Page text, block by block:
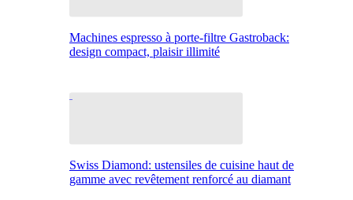
Machines espresso à porte-filtre Gastroback:
design compact, plaisir illimité
Swiss Diamond: ustensiles de cuisine haut de
gamme avec revêtement renforcé au diamant